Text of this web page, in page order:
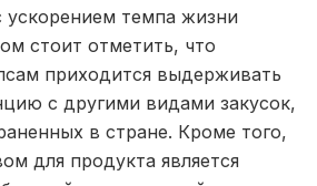
ускорением темпа жизни
стоит отметить, что
приходится выдерживать
с другими видами закусок,
в стране. Кроме того,
для продукта является